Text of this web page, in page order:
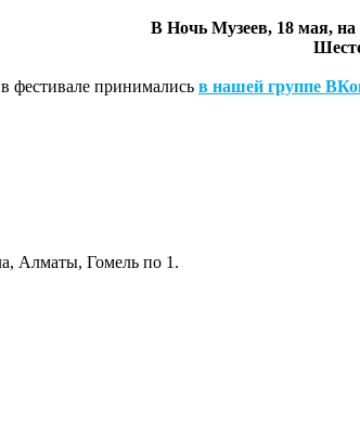
В Ночь Музеев, 18 мая,
фестивале принимались в нашей группе
Алматы, Гомель по 1.